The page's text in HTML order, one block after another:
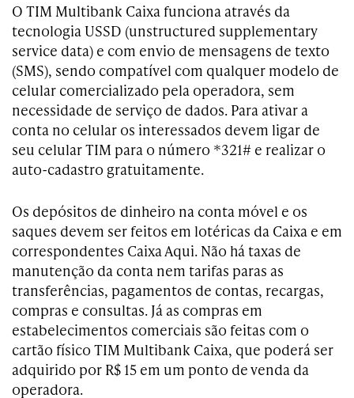
O TIM Multibank Caixa funciona através da
tecnologia USSD (unstructured supplementary
service data) e com envio de mensagens de texto
(SMS), sendo compatível com qualquer modelo de
celular comercializado pela operadora, sem
necessidade de serviço de dados. Para ativar a
conta no celular os interessados devem ligar de
seu celular TIM para o número *321# e realizar o
auto-cadastro gratuitamente.
Os depósitos de dinheiro na conta móvel e os
saques devem ser feitos em lotéricas da Caixa e em
correspondentes Caixa Aqui. Não há taxas de
manutenção da conta nem tarifas paras as
transferências, pagamentos de contas, recargas,
compras e consultas. Já as compras em
estabelecimentos comerciais são feitas com o
cartão físico TIM Multibank Caixa, que poderá ser
adquirido por R$ 15 em um ponto de venda da
operadora.